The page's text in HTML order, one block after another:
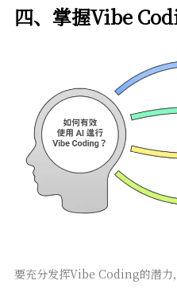
四、掌握Vibe
要充分发挥Vibe Coding的潜力